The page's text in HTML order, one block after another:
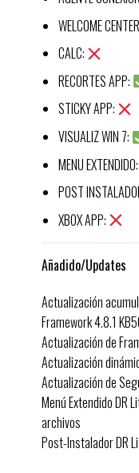
WELCOME
CALC:
RECORTES APP:
STICKY APP:
VISUALIZ WIN 7:
MENU EXTENDIDO:
POST
XBOX APP:
Añadido/Updates
Actualización
Framework 4.8.1
Actualización de
Actualización
Actualización de
Menú Extendido DR
archivos
Post-Instalador DR